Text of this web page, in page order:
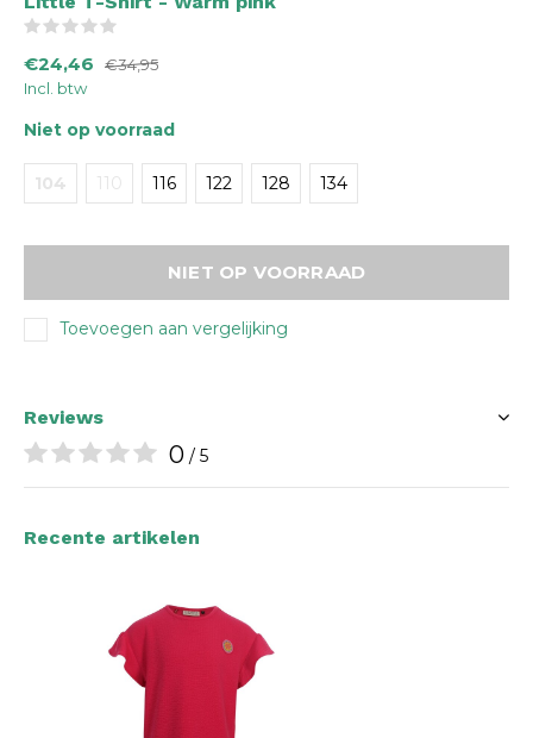
€24,46
€34,95
Incl. btw
Niet op voorraad
104 110 116 122 128 134
NIET OP VOORRAAD
Toevoegen aan vergelijking
Reviews
0 / 5
Recente artikelen